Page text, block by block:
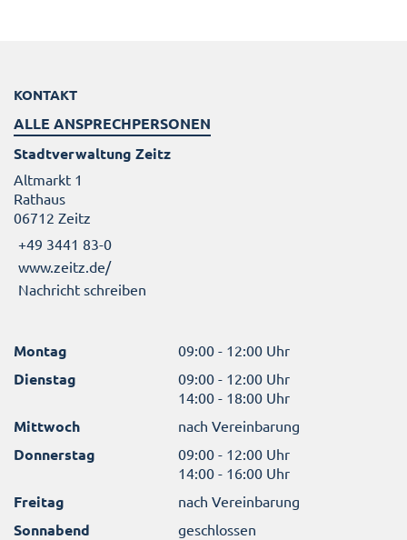
KONTAKT
ALLE ANSPRECHPERSONEN
Stadtverwaltung Zeitz
Altmarkt 1
Rathaus
06712 Zeitz
+49 3441 83-0
www.zeitz.de/
Nachricht schreiben
Montag 09:00 - 12:00 Uhr
Dienstag
09:00 - 12:00 Uhr
14:00 - 18:00 Uhr
Mittwoch nach Vereinbarung
Donnerstag
09:00 - 12:00 Uhr
14:00 - 16:00 Uhr
Freitag nach Vereinbarung
Sonnabend geschlossen